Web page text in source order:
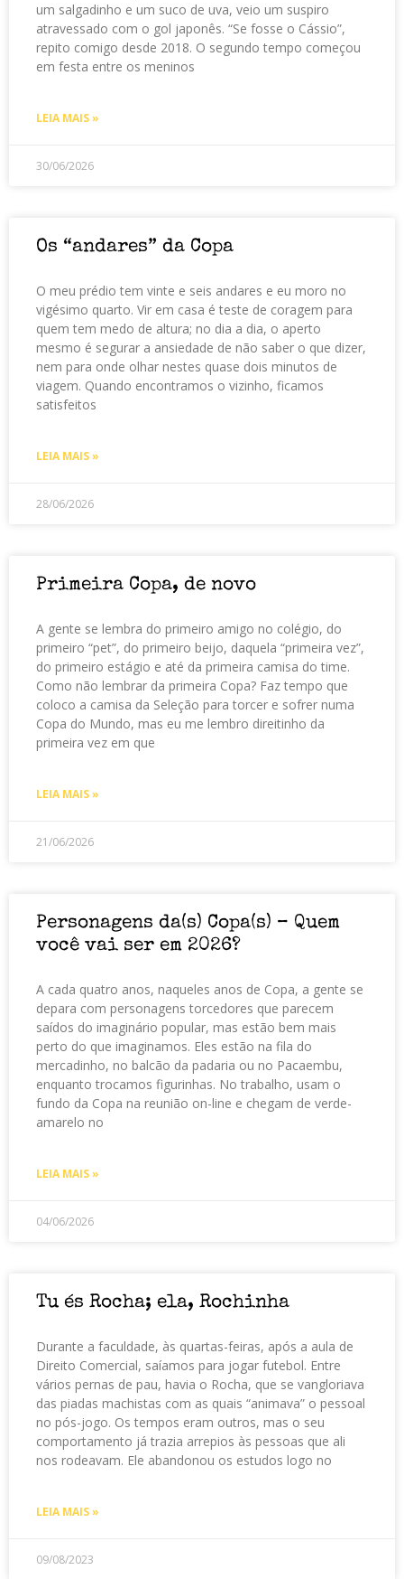
um salgadinho e um suco de uva, veio um suspiro
atravessado com o gol japonês. “Se fosse o Cássio”,
repito comigo desde 2018. O segundo tempo começou
em festa entre os meninos
LEIA MAIS »
30/06/2026
Os “andares” da Copa
O meu prédio tem vinte e seis andares e eu moro no
vigésimo quarto. Vir em casa é teste de coragem para
quem tem medo de altura; no dia a dia, o aperto
mesmo é segurar a ansiedade de não saber o que dizer,
nem para onde olhar nestes quase dois minutos de
viagem. Quando encontramos o vizinho, ficamos
satisfeitos
LEIA MAIS »
28/06/2026
Primeira Copa, de novo
A gente se lembra do primeiro amigo no colégio, do
primeiro “pet”, do primeiro beijo, daquela “primeira vez”,
do primeiro estágio e até da primeira camisa do time.
Como não lembrar da primeira Copa? Faz tempo que
coloco a camisa da Seleção para torcer e sofrer numa
Copa do Mundo, mas eu me lembro direitinho da
primeira vez em que
LEIA MAIS »
21/06/2026
Personagens da(s) Copa(s) – Quem
você vai ser em 2026?
A cada quatro anos, naqueles anos de Copa, a gente se
depara com personagens torcedores que parecem
saídos do imaginário popular, mas estão bem mais
perto do que imaginamos. Eles estão na fila do
mercadinho, no balcão da padaria ou no Pacaembu,
enquanto trocamos figurinhas. No trabalho, usam o
fundo da Copa na reunião on-line e chegam de verde-
amarelo no
LEIA MAIS »
04/06/2026
Tu és Rocha; ela, Rochinha
Durante a faculdade, às quartas-feiras, após a aula de
Direito Comercial, saíamos para jogar futebol. Entre
vários pernas de pau, havia o Rocha, que se vangloriava
das piadas machistas com as quais “animava” o pessoal
no pós-jogo. Os tempos eram outros, mas o seu
comportamento já trazia arrepios às pessoas que ali
nos rodeavam. Ele abandonou os estudos logo no
LEIA MAIS »
09/08/2023